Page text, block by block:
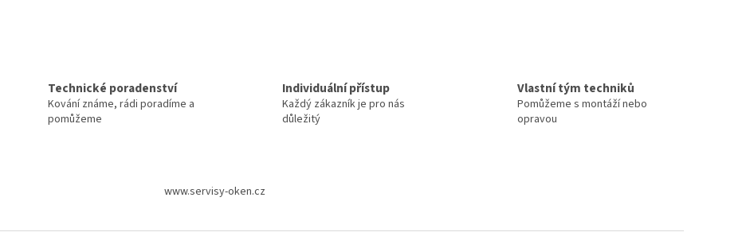
s
u
Technické poradenství
Kování známe, rádi poradíme a
pomůžeme
Individuální přístup
Každý zákazník je pro nás
důležitý
Vlastní tým techniků
Pomůžeme s montáží nebo
opravou
www.servisy-oken.cz